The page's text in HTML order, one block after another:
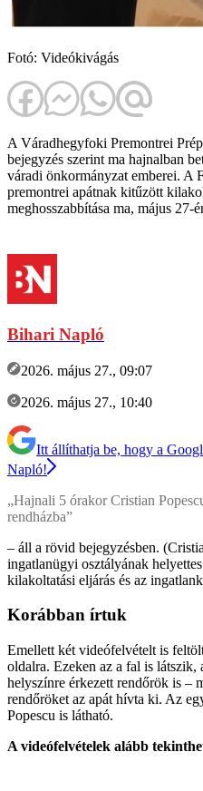
Fotó: Videókivágás
A Váradhegyfoki Premontrei
bejegyzés szerint ma hajnalban
váradi önkormányzat emberei. A
premontrei apátnak kitűzött
meghosszabbítása ma, május 27-
Bihari Napló
2026. május 27., 09:07
2026. május 27., 10:40
Itt állíthatja be, hogy a
Napló!
„Hajnali 5 órakor Cristian
rendházba”
– áll a rövid bejegyzésben.
ingatlanügyi osztályának
kilakoltatási eljárás és az
Korábban írtuk
Emellett két videófelvételt is
oldalra. Ezeken az a fal is látszik,
helyszínre érkezett rendőrök is –
rendőröket az apát hívta ki. Az
Popescu is látható.
A videófelvételek alább